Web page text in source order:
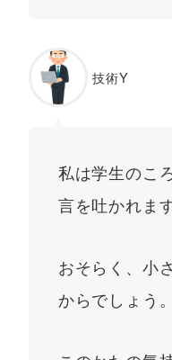
技術Y
私は学生のこ
言を吐かれま
おそらく、小
からでしょう。